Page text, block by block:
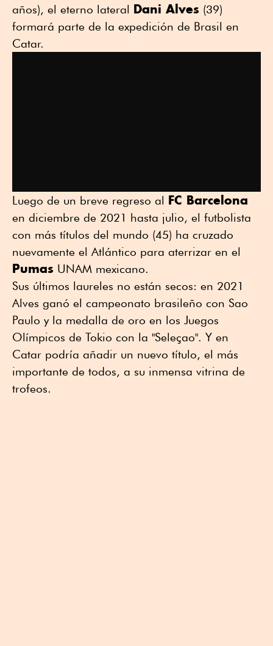
años), el eterno lateral Dani Alves (39)
formará parte de la expedición de Brasil en
Catar.
Luego de un breve regreso al FC Barcelona
en diciembre de 2021 hasta julio, el futbolista
con más títulos del mundo (45) ha cruzado
nuevamente el Atlántico para aterrizar en el
Pumas UNAM mexicano.
Sus últimos laureles no están secos: en 2021
Alves ganó el campeonato brasileño con Sao
Paulo y la medalla de oro en los Juegos
Olímpicos de Tokio con la "Seleçao". Y en
Catar podría añadir un nuevo título, el más
importante de todos, a su inmensa vitrina de
trofeos.